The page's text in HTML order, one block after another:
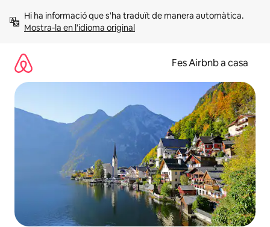
Mostra-la en l'idioma original
Fes Airbnb a casa